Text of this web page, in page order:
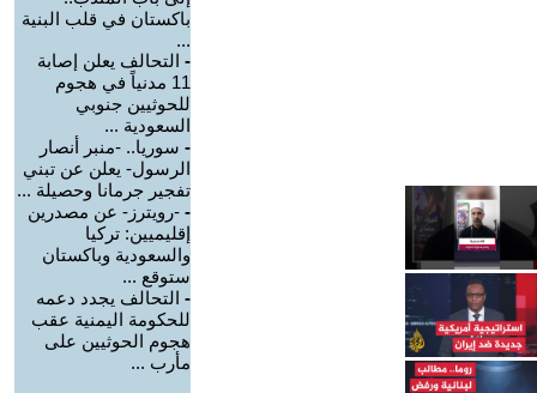
باكستان في قلب البنية
...
- التحالف يعلن إصابة
11 مدنياً في هجوم
للحوثيين جنوبي
السعودية ...
- سوريا.. -منبر أنصار
الرسول- يعلن عن تبني
تفجير جرمانا وحصيلة ...
- -رويترز- عن مصدرين
إقليميين: تركيا
والسعودية وباكستان
ستوقع ...
- التحالف يجدد دعمه
للحكومة اليمنية عقب
هجوم الحوثيين على
مأرب ...